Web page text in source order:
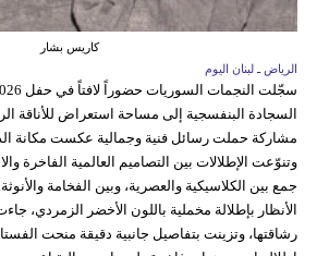
كاريس بشار
الرياض ـ لبنان اليوم
السجادة البنفسجية إلى مساحة استعراض للأناقة
مشاركة حملت رسائل فنية وجمالية عكست مكانة
وتنوّعت الإطلالات بين التصاميم العالمية الفاخرة
جمع بين الكلاسيكية والعصرية، وبين الفخامة
الأنظار بإطلالة مخملية باللون الأخضر الزمردي،
رشاقتها، وتزينت بتفاصيل جانبية دقيقة منحت